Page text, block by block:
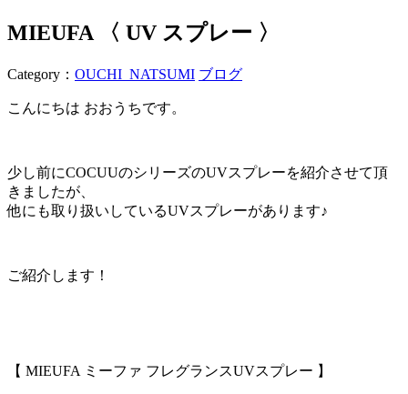
MIEUFA 〈 UV スプレー 〉
Category： OUCHI_NATSUMI ブログ
こんにちは おおうちです。
少し前にCOCUUのシリーズのUVスプレーを紹介させて頂
きましたが、
他にも取り扱いしているUVスプレーがあります♪
ご紹介します！
【 MIEUFA ミーファ フレグランスUVスプレー 】